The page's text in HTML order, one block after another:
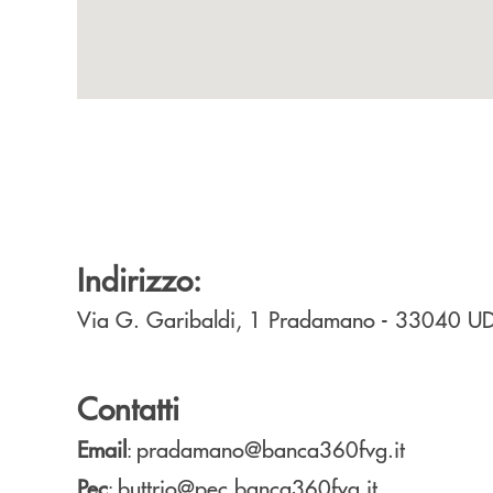
Indirizzo:
Via G. Garibaldi, 1 Pradamano - 33040
Contatti
Email: pradamano@banca360fvg.it
Pec buttrio@pec.banca360fvg.it